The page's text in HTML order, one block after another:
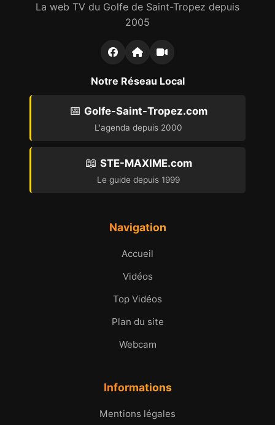
La web TV du Golfe de Saint-Tropez depuis
2005
Notre Réseau Local
📅 Golfe-Saint-Tropez.com
L'agenda depuis 2000
📖 STE-MAXIME.com
Le guide depuis 1999
Navigation
Accueil
Vidéos
Top Vidéos
Plan du site
Webcam
Informations
Mentions légales